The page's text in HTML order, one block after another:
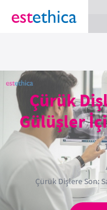
section Service {
Çürük
Gülüşler
Çürük Dişlere Son: